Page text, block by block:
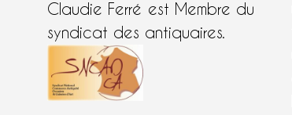
Claudie Ferré est Membre du
syndicat des antiquaires.